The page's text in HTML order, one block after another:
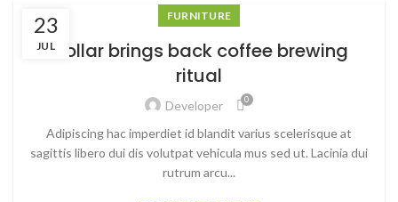
23
JUL
FURNITURE
Collar brings back coffee brewing
ritual
Developer 0
Adipiscing hac imperdiet id blandit varius scelerisque at
sagittis libero dui dis volutpat vehicula mus sed ut. Lacinia dui
rutrum arcu...